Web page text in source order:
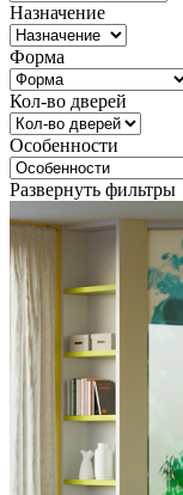
Назначение
Форма
Кол-во дверей
Особенности
Развернуть фильтры